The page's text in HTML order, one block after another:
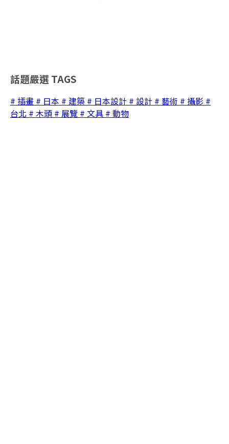
話題嚴選 TAGS
# 插畫 # 日本 # 建築 # 日本設計 # 設計 # 藝術 # 攝影 #
台北 # 木頭 # 展覽 # 文具 # 動物